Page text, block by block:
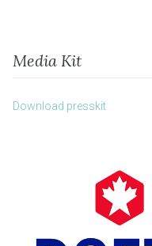
Media Kit
Download presskit